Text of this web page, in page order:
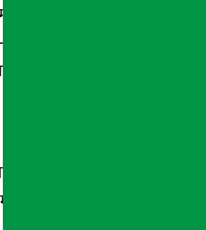
हप्तासम्म हरेक हप्ता ५
रेमिट, सीजी फिन्को,
ग्राहकलाई यो योजनामा
४१ जना भाग्यशाली
लागि वेस्टर्न् युनियनलाई
राम्रो सेवा प्रदान गर्न